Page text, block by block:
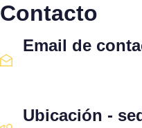
Contacto
Email de
Ubicación -